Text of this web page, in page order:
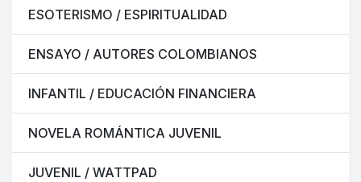
ESOTERISMO / ESPIRITUALIDAD
ENSAYO / AUTORES COLOMBIANOS
INFANTIL / EDUCACIÓN FINANCIERA
NOVELA ROMÁNTICA JUVENIL
JUVENIL / WATTPAD